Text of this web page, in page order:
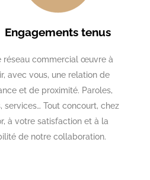
Engagements tenus
réseau commercial œuvre à
avec vous, une relation de
et de proximité. Paroles,
services… Tout concourt, chez
à votre satisfaction et à la
de notre collaboration.